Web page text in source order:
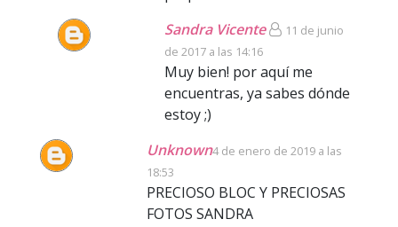
Sandra Vicente
11 de junio
de 2017 a las 14:16
Muy bien! por aquí me
encuentras, ya sabes dónde
estoy ;)
Unknown4 de enero de 2019 a las
18:53
PRECIOSO BLOC Y PRECIOSAS
FOTOS SANDRA